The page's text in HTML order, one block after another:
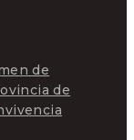
de
de